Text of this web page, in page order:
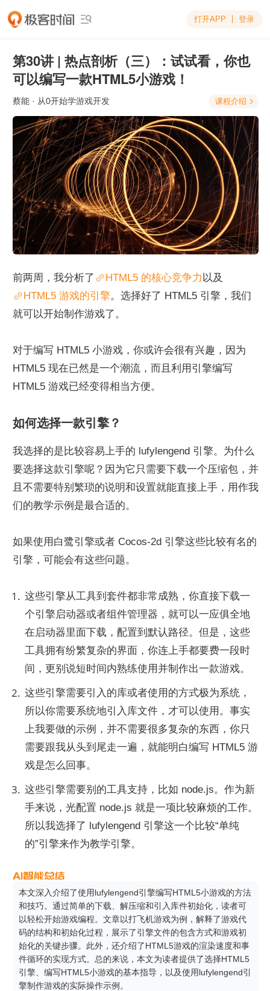
 打开APP 登录
第30讲 | 热点剖析（三）：试试看，你也
可以编写一款HTML5小游戏！
蔡能 · 从0开始学游戏开发 课程介绍 
前两周，我分析了 HTML5 的核心竞争力 以及
HTML5 游戏的引擎。选择好了 HTML5 引擎，我们
就可以开始制作游戏了。
对于编写 HTML5 小游戏，你或许会很有兴趣，因为
HTML5 现在已然是一个潮流，而且利用引擎编写
HTML5 游戏已经变得相当方便。
如何选择一款引擎？
我选择的是比较容易上手的 lufylengend 引擎。为什么
要选择这款引擎呢？因为它只需要下载一个压缩包，并
且不需要特别繁琐的说明和设置就能直接上手，用作我
们的教学示例是最合适的。
如果使用白鹭引擎或者 Cocos-2d 引擎这些比较有名的
引擎，可能会有这些问题。
这些引擎从工具到套件都非常成熟，你直接下载一
个引擎启动器或者组件管理器，就可以一应俱全地
在启动器里面下载，配置到默认路径。但是，这些
工具拥有纷繁复杂的界面，你连上手都要费一段时
间，更别说短时间内熟练使用并制作出一款游戏。
这些引擎需要引入的库或者使用的方式极为系统，
所以你需要系统地引入库文件，才可以使用。事实
上我要做的示例，并不需要很多复杂的东西，你只
需要跟我从头到尾走一遍，就能明白编写 HTML5 游
戏是怎么回事。
这些引擎需要别的工具支持，比如 node.js。作为新
手来说，光配置 node.js 就是一项比较麻烦的工作。
所以我选择了 lufylengend 引擎这一个比较“单纯
的”引擎来作为教学引擎。
本文深入介绍了使用lufylengend引擎编写HTML5小游戏的方法
和技巧。通过简单的下载、解压缩和引入库件初始化，读者可
以轻松开始游戏编程。文章以打飞机游戏为例，解释了游戏代
码的结构和初始化过程，展示了引擎文件的包含方式和游戏初
始化的关键步骤。此外，还介绍了HTML5游戏的渲染速度和事
件循环的实现方式。总的来说，本文为读者提供了选择HTML5
引擎、编写HTML5小游戏的基本指导，以及使用lufylengend引
擎制作游戏的实际操作示例。